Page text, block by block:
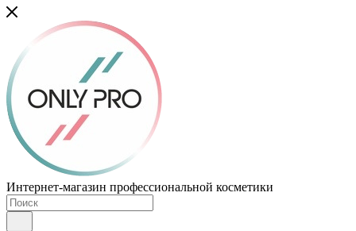
Интернет-магазин профессиональной косметики